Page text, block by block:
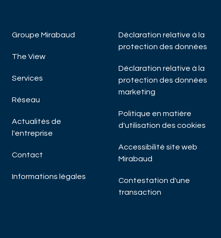
Groupe Mirabaud
The View
Services
Réseau
Actualités de
l'entreprise
Contact
Informations légales
Déclaration relative à la
protection des données
Déclaration relative à la
protection des données
marketing
Politique en matière
d'utilisation des cookies
Accessibilité site web
Mirabaud
Contestation d'une
transaction